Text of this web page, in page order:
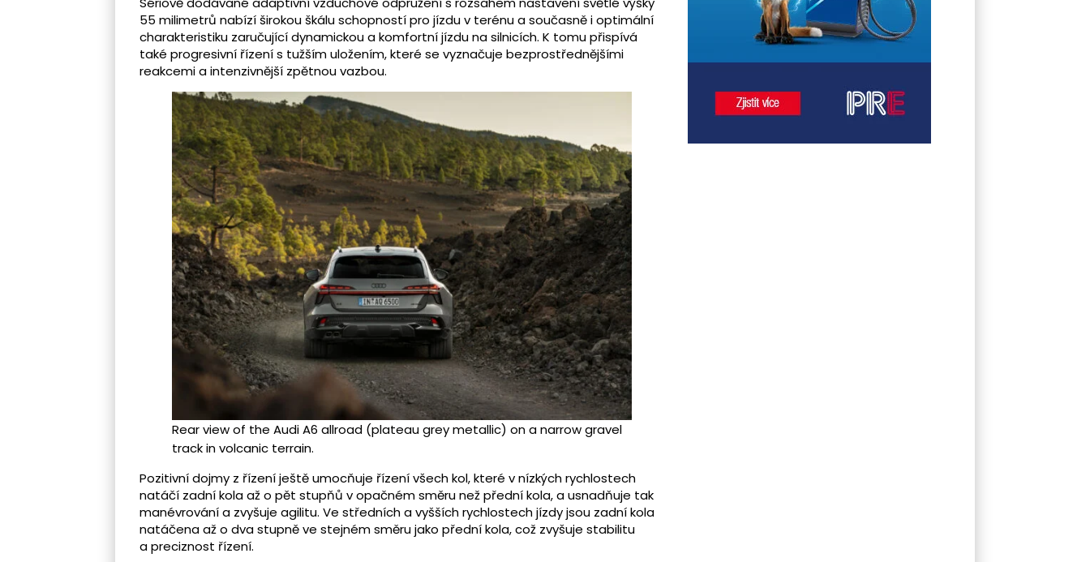
55 milimetrů nabízí širokou škálu schopností pro jízdu v terénu a současně i optimální
charakteristiku zaručující dynamickou a komfortní jízdu na silnicích. K tomu přispívá
také progresivní řízení s tužším uložením, které se vyznačuje bezprostřednějšími
reakcemi a intenzivnější zpětnou vazbou.
Rear view of the Audi A6 allroad (plateau grey metallic) on a narrow gravel
track in volcanic terrain.
Pozitivní dojmy z řízení ještě umocňuje řízení všech kol, které v nízkých rychlostech
natáčí zadní kola až o pět stupňů v opačném směru než přední kola, a usnadňuje tak
manévrování a zvyšuje agilitu. Ve středních a vyšších rychlostech jízdy jsou zadní kola
natáčena až o dva stupně ve stejném směru jako přední kola, což zvyšuje stabilitu
a preciznost řízení.